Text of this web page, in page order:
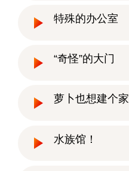
特殊的办公室
“奇怪”的大门
萝卜也想建个家
水族馆！